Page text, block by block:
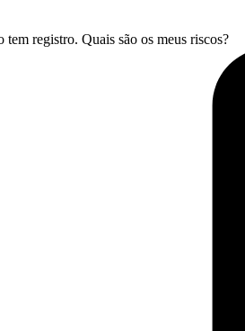
registro. Quais são os meus riscos?